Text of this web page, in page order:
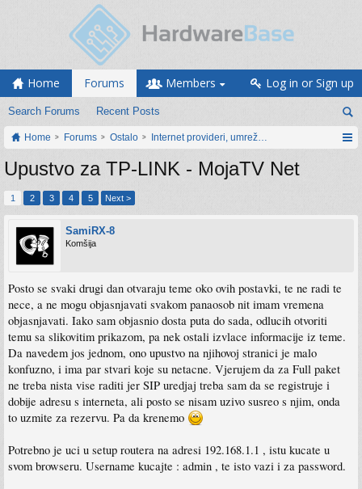
Home Forums
Search Forums Recent Posts
Members Log in or Sign up
Home Forums Ostalo Internet provideri, umrežavanje i web servisi
Upustvo za TP-LINK - MojaTV Net
1 2 3 4 5 Next >
SamiRX-8
Komšija
Posto se svaki drugi dan otvaraju teme oko ovih postavki, te ne radi te
nece, a ne mogu objasnjavati svakom panaosob nit imam vremena
objasnjavati. Iako sam objasnio dosta puta do sada, odlucih otvoriti
temu sa slikovitim prikazom, pa nek ostali izvlace informacije iz teme.
Da navedem jos jednom, ono upustvo na njihovoj stranici je malo
konfuzno, i ima par stvari koje su netacne. Vjerujem da za Full paket
ne treba nista vise raditi jer SIP uredjaj treba sam da se registruje i
dobije adresu s interneta, ali posto se nisam uzivo susreo s njim, onda
to uzmite za rezervu. Pa da krenemo
Potrebno je uci u setup routera na adresi 192.168.1.1 , istu kucate u
svom browseru. Username kucajte : admin , te isto vazi i za password.